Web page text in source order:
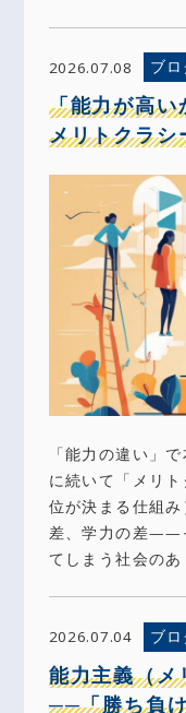
2026.07.08 ブロ
「能力が高い
メリトクラシ
「能力の違い」
に続いて「メリ
位が決まる仕組
差、学力の差——
てしまう社会の
2026.07.04 ブロ
能力主義（メ
──「勝ち負